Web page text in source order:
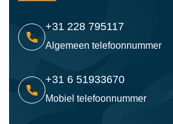
+31 228 795117
Algemeen telefoonnummer
+31 6 51933670
Mobiel telefoonnummer